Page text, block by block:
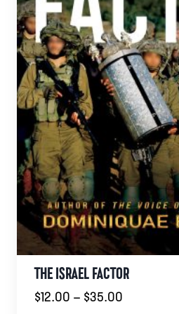
THE ISRAEL FACTOR
$12.00 – $35.00Prisområde: